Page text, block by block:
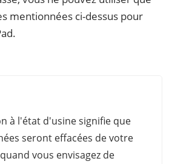
mentionnées ci-dessus pour
à l'état d'usine signifie que
seront effacées de votre
vous envisagez de